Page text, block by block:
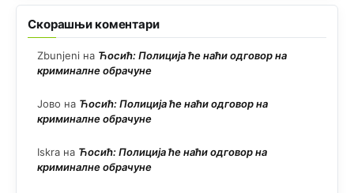
Скорашњи коментари
Zbunjeni на Ћосић: Полиција ће наћи одговор на
криминалне обрачуне
Јово на Ћосић: Полиција ће наћи одговор на
криминалне обрачуне
Iskra на Ћосић: Полиција ће наћи одговор на
криминалне обрачуне